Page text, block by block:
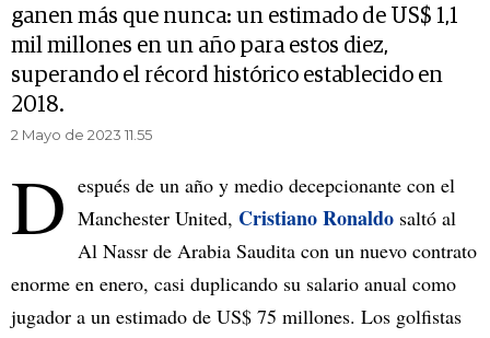
ganen más que nunca: un estimado de US$ 1,1
mil millones en un año para estos diez,
superando el récord histórico establecido en
2018.
2 Mayo de 2023 11.55
D espués de un año y medio decepcionante con el
Manchester United, Cristiano Ronaldo saltó al
Al Nassr de Arabia Saudita con un nuevo contrato
enorme en enero, casi duplicando su salario anual como
jugador a un estimado de US$ 75 millones. Los golfistas